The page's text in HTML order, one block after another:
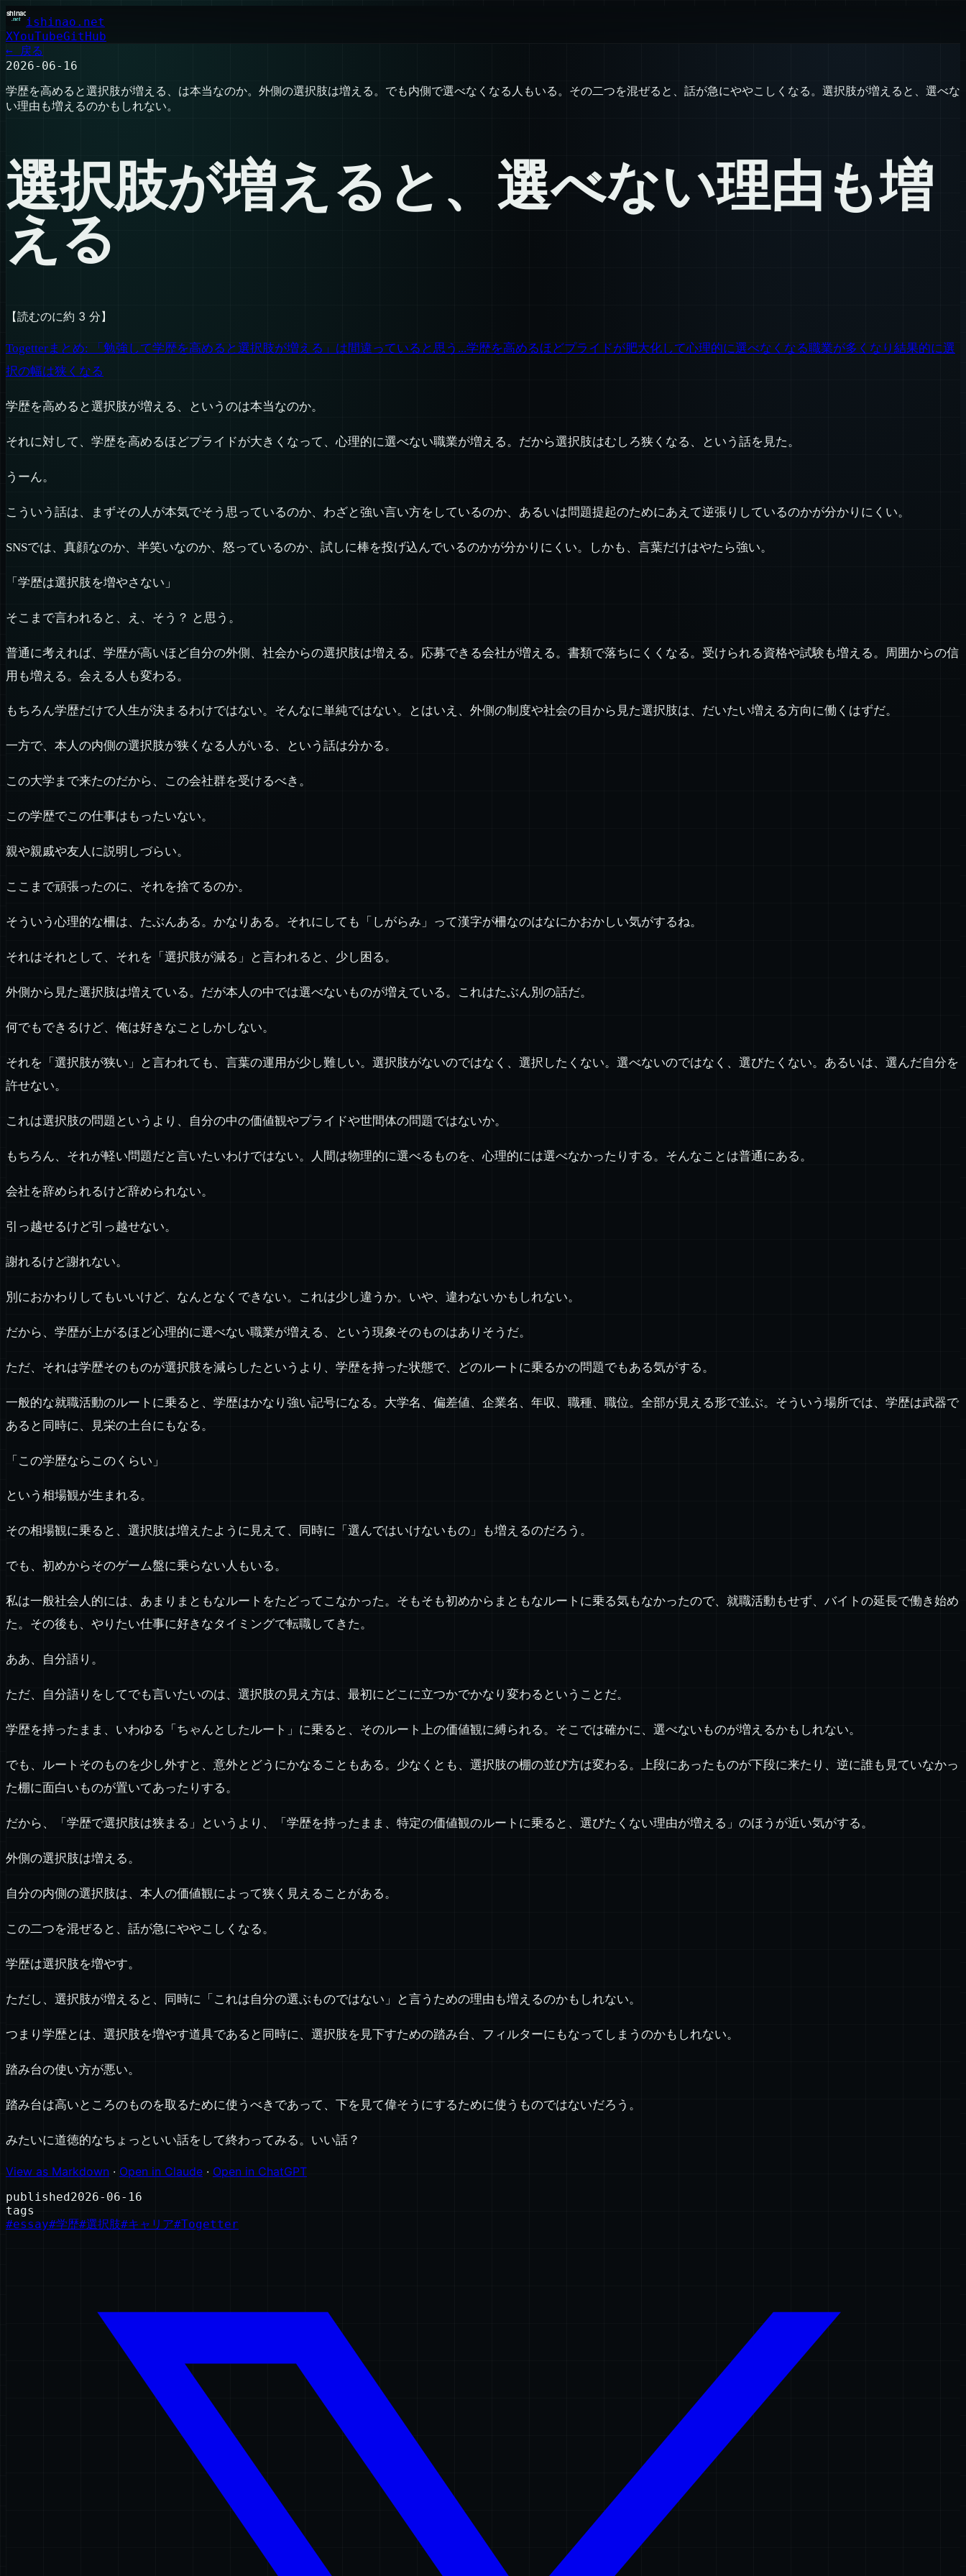
ishinao.net
XYouTubeGitHub
← 戻る
2026-06-16
学歴を高めると選択肢が増える、は本当なのか。外側の選択肢は増える。でも内側で選べなくなる人もいる。その二つを混ぜると、話が急にややこしくなる。選択肢が増えると、選べな
い理由も増えるのかもしれない。
選択肢が増えると、選べない理由も増
える
【読むのに約 3 分】
Togetterまとめ: 「勉強して学歴を高めると選択肢が増える」は間違っていると思う...学歴を高めるほどプライドが肥大化して心理的に選べなくなる職業が多くなり結果的に選
択の幅は狭くなる
学歴を高めると選択肢が増える、というのは本当なのか。
それに対して、学歴を高めるほどプライドが大きくなって、心理的に選べない職業が増える。だから選択肢はむしろ狭くなる、という話を見た。
うーん。
こういう話は、まずその人が本気でそう思っているのか、わざと強い言い方をしているのか、あるいは問題提起のためにあえて逆張りしているのかが分かりにくい。
SNSでは、真顔なのか、半笑いなのか、怒っているのか、試しに棒を投げ込んでいるのかが分かりにくい。しかも、言葉だけはやたら強い。
「学歴は選択肢を増やさない」
そこまで言われると、え、そう？ と思う。
普通に考えれば、学歴が高いほど自分の外側、社会からの選択肢は増える。応募できる会社が増える。書類で落ちにくくなる。受けられる資格や試験も増える。周囲からの信
用も増える。会える人も変わる。
もちろん学歴だけで人生が決まるわけではない。そんなに単純ではない。とはいえ、外側の制度や社会の目から見た選択肢は、だいたい増える方向に働くはずだ。
一方で、本人の内側の選択肢が狭くなる人がいる、という話は分かる。
この大学まで来たのだから、この会社群を受けるべき。
この学歴でこの仕事はもったいない。
親や親戚や友人に説明しづらい。
ここまで頑張ったのに、それを捨てるのか。
そういう心理的な柵は、たぶんある。かなりある。それにしても「しがらみ」って漢字が柵なのはなにかおかしい気がするね。
それはそれとして、それを「選択肢が減る」と言われると、少し困る。
外側から見た選択肢は増えている。だが本人の中では選べないものが増えている。これはたぶん別の話だ。
何でもできるけど、俺は好きなことしかしない。
それを「選択肢が狭い」と言われても、言葉の運用が少し難しい。選択肢がないのではなく、選択したくない。選べないのではなく、選びたくない。あるいは、選んだ自分を
許せない。
これは選択肢の問題というより、自分の中の価値観やプライドや世間体の問題ではないか。
もちろん、それが軽い問題だと言いたいわけではない。人間は物理的に選べるものを、心理的には選べなかったりする。そんなことは普通にある。
会社を辞められるけど辞められない。
引っ越せるけど引っ越せない。
謝れるけど謝れない。
別におかわりしてもいいけど、なんとなくできない。これは少し違うか。いや、違わないかもしれない。
だから、学歴が上がるほど心理的に選べない職業が増える、という現象そのものはありそうだ。
ただ、それは学歴そのものが選択肢を減らしたというより、学歴を持った状態で、どのルートに乗るかの問題でもある気がする。
一般的な就職活動のルートに乗ると、学歴はかなり強い記号になる。大学名、偏差値、企業名、年収、職種、職位。全部が見える形で並ぶ。そういう場所では、学歴は武器で
あると同時に、見栄の土台にもなる。
「この学歴ならこのくらい」
という相場観が生まれる。
その相場観に乗ると、選択肢は増えたように見えて、同時に「選んではいけないもの」も増えるのだろう。
でも、初めからそのゲーム盤に乗らない人もいる。
私は一般社会人的には、あまりまともなルートをたどってこなかった。そもそも初めからまともなルートに乗る気もなかったので、就職活動もせず、バイトの延長で働き始め
た。その後も、やりたい仕事に好きなタイミングで転職してきた。
ああ、自分語り。
ただ、自分語りをしてでも言いたいのは、選択肢の見え方は、最初にどこに立つかでかなり変わるということだ。
学歴を持ったまま、いわゆる「ちゃんとしたルート」に乗ると、そのルート上の価値観に縛られる。そこでは確かに、選べないものが増えるかもしれない。
でも、ルートそのものを少し外すと、意外とどうにかなることもある。少なくとも、選択肢の棚の並び方は変わる。上段にあったものが下段に来たり、逆に誰も見ていなかっ
た棚に面白いものが置いてあったりする。
だから、「学歴で選択肢は狭まる」というより、「学歴を持ったまま、特定の価値観のルートに乗ると、選びたくない理由が増える」のほうが近い気がする。
外側の選択肢は増える。
自分の内側の選択肢は、本人の価値観によって狭く見えることがある。
この二つを混ぜると、話が急にややこしくなる。
学歴は選択肢を増やす。
ただし、選択肢が増えると、同時に「これは自分の選ぶものではない」と言うための理由も増えるのかもしれない。
つまり学歴とは、選択肢を増やす道具であると同時に、選択肢を見下すための踏み台、フィルターにもなってしまうのかもしれない。
踏み台の使い方が悪い。
踏み台は高いところのものを取るために使うべきであって、下を見て偉そうにするために使うものではないだろう。
みたいに道徳的なちょっといい話をして終わってみる。いい話？
View as Markdown · Open in Claude · Open in ChatGPT
published2026-06-16
tags
#essay#学歴#選択肢#キャリア#Togetter